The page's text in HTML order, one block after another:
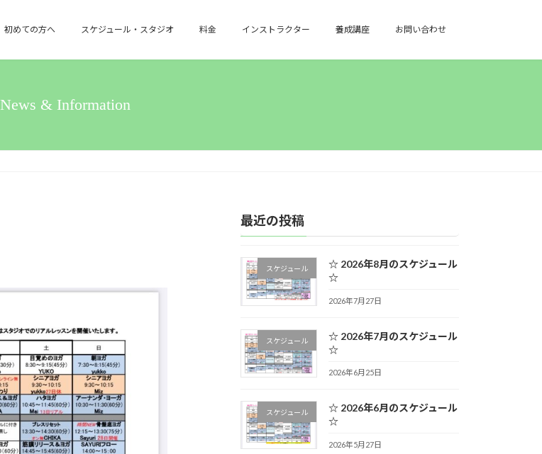
初めての方へ スケジュール・スタジオ 料金 インストラクター 養成講座 お問い合わせ
News & Information
最近の投稿
スケジュール
☆ 2026年8月のスケジュール
☆
2026年7月27日
スケジュール
☆ 2026年7月のスケジュール
☆
2026年6月25日
スケジュール
☆ 2026年6月のスケジュール
☆
2026年5月27日